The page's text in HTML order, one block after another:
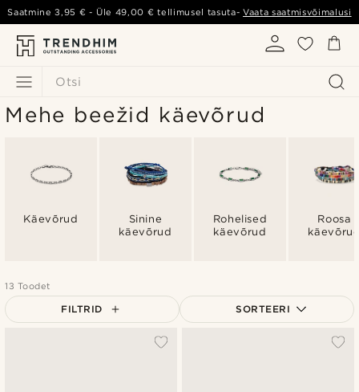
Otsi
Saatmine3,95 € - Üle 49,00 € tellimusel tasuta-Vaata saatmisvõimalusi
Mehe beežid käevõrud
Käevõrud
Sinine
käevõrud
Rohelised
käevõrud
Roosa
13 Toodet
FILTRID SORTEERI